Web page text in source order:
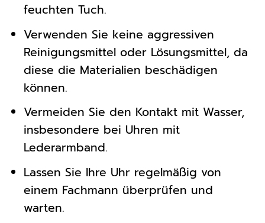
feuchten Tuch.
Verwenden Sie keine aggressiven
Reinigungsmittel oder Lösungsmittel, da
diese die Materialien beschädigen
können.
Vermeiden Sie den Kontakt mit Wasser,
insbesondere bei Uhren mit
Lederarmband.
Lassen Sie Ihre Uhr regelmäßig von
einem Fachmann überprüfen und
warten.